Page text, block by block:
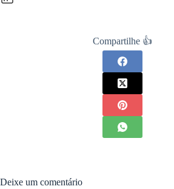
Compartilhe 👍
Deixe um comentário